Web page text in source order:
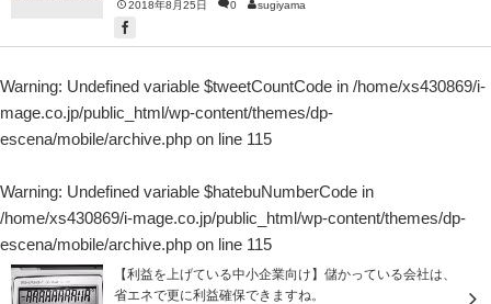
2018年8月25日 0 sugiyama
Warning: Undefined variable $tweetCountCode in /home/xs430869/i-
mage.co.jp/public_html/wp-content/themes/dp-
escena/mobile/archive.php on line 115
Warning: Undefined variable $hatebuNumberCode in
/home/xs430869/i-mage.co.jp/public_html/wp-content/themes/dp-
escena/mobile/archive.php on line 115
【利益を上げている中小企業向け】儲かっている会社は、
省エネで更に利益確保できますね。